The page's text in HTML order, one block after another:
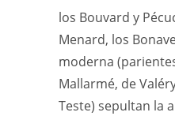
los Bouvard y
Menard, los
moderna
Mallarmé, de
Teste) sepultan la